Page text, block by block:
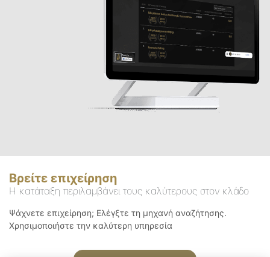
Βρείτε επιχείρηση
Η κατάταξη περιλαμβάνει τους καλύτερους στον κλάδο
Ψάχνετε επιχείρηση; Ελέγξτε τη μηχανή αναζήτησης.
Χρησιμοποιήστε την καλύτερη υπηρεσία